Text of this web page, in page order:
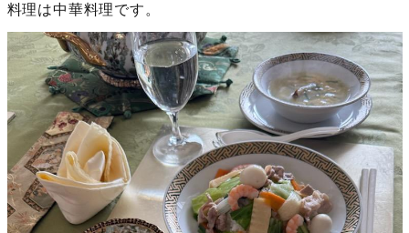
料理は中華料理です。